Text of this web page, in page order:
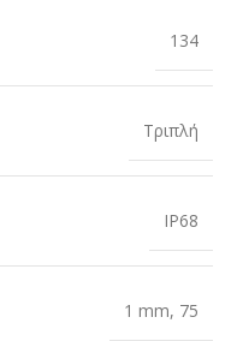
134
Τριπλή
IP68
1 mm, 75